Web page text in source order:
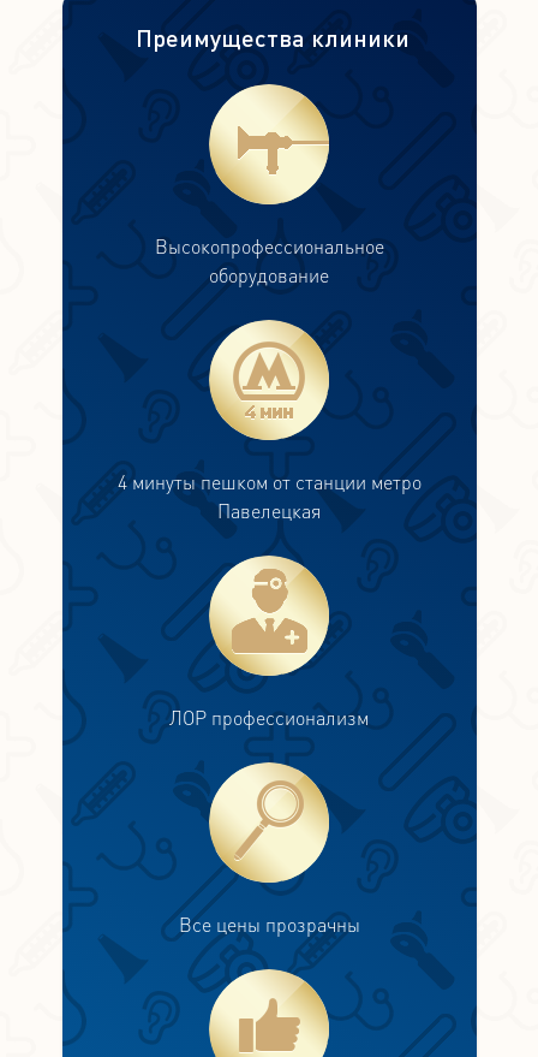
Преимущества клиники
Высокопрофессиональное
оборудование
4 минуты пешком от станции метро
Павелецкая
ЛОР профессионализм
Все цены прозрачны